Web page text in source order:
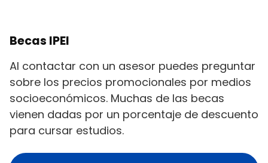
Becas IPEI
Al contactar con un asesor puedes preguntar
sobre los precios promocionales por medios
socioeconómicos. Muchas de las becas
vienen dadas por un porcentaje de descuento
para cursar estudios.